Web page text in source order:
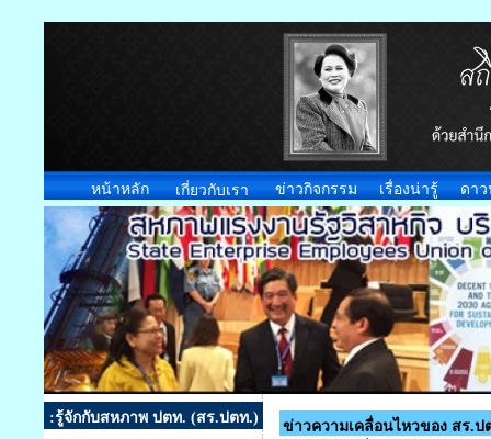
หน้าหลัก เกี่ยวกับเรา ข่าวกิจกรรม เรื่องน่ารู้ ดา
:รู้จักกับสหภาพ ปตท. (สร.ปตท.)
ข่าวความเคลื่อนไหวของ สร.ป